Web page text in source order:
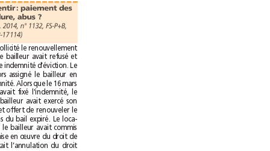
Droit de repentir: paiement des
frais de procédure, abus ?
oct. 2014, n°1132, FS-P+B,
rejet, pourvoi n°13-17114)
Un preneur avait sollicité le renouvellement
de son bail mais le bailleur avait refusé et
offert de payer une indemnité d’éviction. Le
locataire avait alors assigné le bailleur en
fixation de l’indemnité. Alors que le 16mars
2010, le tribunal avait fixé l’indemnité, le
25mars 2010, le bailleur avait exercé son
droit de repentir et offert de renouveler le
bail aux conditions du bail expiré. Le loca-
taire estimait que le bailleur avait commis
un abus dans la mise en œuvre du droit de
repentir et sollicitait l’annulation du droit